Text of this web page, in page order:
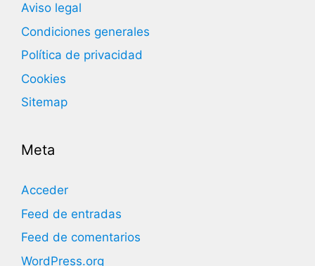
Aviso legal
Condiciones generales
Política de privacidad
Cookies
Sitemap
Meta
Acceder
Feed de entradas
Feed de comentarios
WordPress.org